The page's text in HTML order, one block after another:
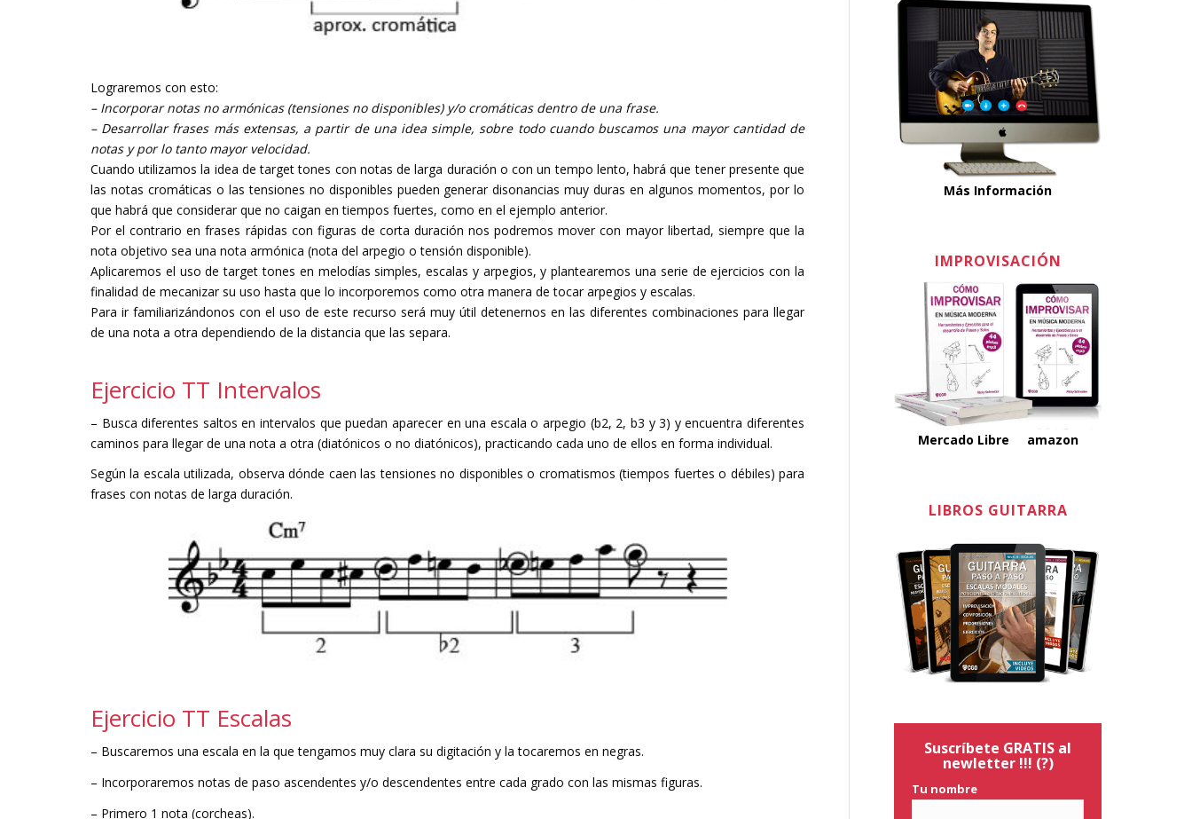
Lograremos con esto:
– Incorporar notas no armónicas (tensiones no disponibles) y/o cromáticas dentro de una frase.
– Desarrollar frases más extensas, a partir de una idea simple, sobre todo cuando buscamos una mayor cantidad de
notas y por lo tanto mayor velocidad.
Cuando utilizamos la idea de target tones con notas de larga duración o con un tempo lento, habrá que tener presente que
las notas cromáticas o las tensiones no disponibles pueden generar disonancias muy duras en algunos momentos, por lo
que habrá que considerar que no caigan en tiempos fuertes, como en el ejemplo anterior.
Por el contrario en frases rápidas con figuras de corta duración nos podremos mover con mayor libertad, siempre que la
nota objetivo sea una nota armónica (nota del arpegio o tensión disponible).
Aplicaremos el uso de target tones en melodías simples, escalas y arpegios, y plantearemos una serie de ejercicios con la
finalidad de mecanizar su uso hasta que lo incorporemos como otra manera de tocar arpegios y escalas.
Para ir familiarizándonos con el uso de este recurso será muy útil detenernos en las diferentes combinaciones para llegar
de una nota a otra dependiendo de la distancia que las separa.
Ejercicio TT Intervalos
– Busca diferentes saltos en intervalos que puedan aparecer en una escala o arpegio (b2, 2, b3 y 3) y encuentra diferentes
caminos para llegar de una nota a otra (diatónicos o no diatónicos), practicando cada uno de ellos en forma individual.
Según la escala utilizada, observa dónde caen las tensiones no disponibles o cromatismos (tiempos fuertes o débiles) para
frases con notas de larga duración.
Ejercicio TT Escalas
– Buscaremos una escala en la que tengamos muy clara su digitación y la tocaremos en negras.
– Incorporaremos notas de paso ascendentes y/o descendentes entre cada grado con las mismas figuras.
– Primero 1 nota (corcheas).
Más Información
IMPROVISACIÓN
Mercado Libre amazon
LIBROS GUITARRA
Suscríbete GRATIS al
newletter !!! (?)
Tu nombre